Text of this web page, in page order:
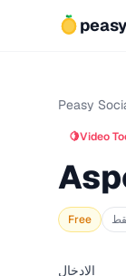
peasy
Peasy
🍋Video
Free
الإدخال